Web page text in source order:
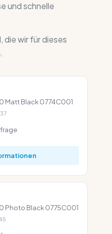
und schnelle
die wir für dieses
Matt Black 0774C001
Photo Black 0775C001